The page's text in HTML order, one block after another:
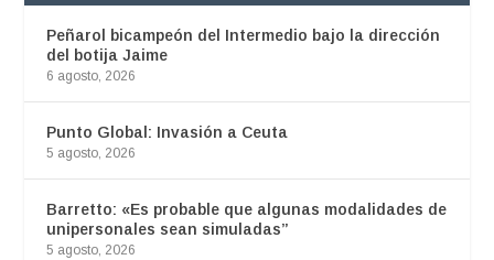
Peñarol bicampeón del Intermedio bajo la dirección
del botija Jaime
6 agosto, 2026
Punto Global: Invasión a Ceuta
5 agosto, 2026
Barretto: «Es probable que algunas modalidades de
unipersonales sean simuladas”
5 agosto, 2026